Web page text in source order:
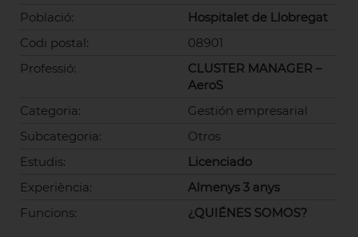
Població:
Hospitalet de Llobregat
Codi postal:
08901
Professió:
CLUSTER MANAGER –
AeroS
Categoria:
Gestión empresarial
Subcategoria:
Otros
Estudis:
Licenciado
Experiència:
Almenys 3 anys
Funcions:
¿QUIÉNES SOMOS?